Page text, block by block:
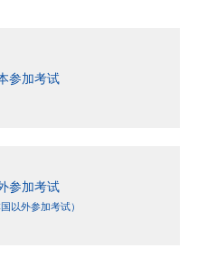
参加考试
参加考试
国以外参加考试）